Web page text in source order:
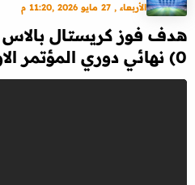
الأربعاء , 27 مايو 2026 ,11:20 م
0) نهائي دوري المؤتمر الاوروبي